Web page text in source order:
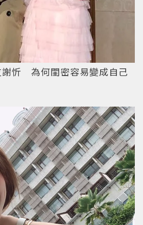
謝忻 為何閨密容易變成自己